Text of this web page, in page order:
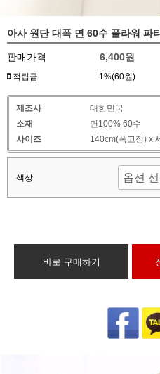
아사 원단 대폭 면 60수 플라워 파
판매가격 6,400원
적립금 1%(60원)
제조사
대한민국
소재
면100% 60수
사이즈
140cm(폭고정) x
색상
바로 구매하기